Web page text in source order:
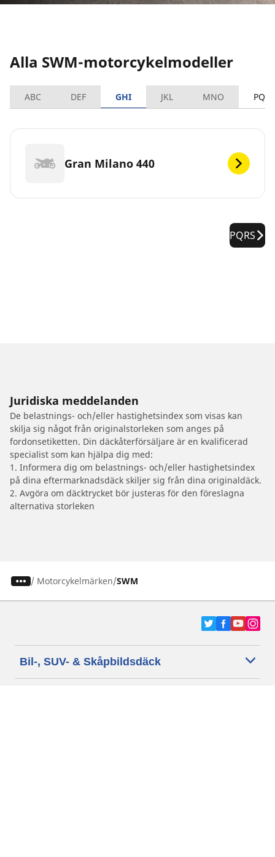
Alla SWM-motorcykelmodeller
ABC DEF GHI JKL MNO PQRS
Gran Milano 440
PQRS
Juridiska meddelanden
De belastnings- och/eller hastighetsindex som visas kan
skilja sig något från originalstorleken som anges på
fordonsetiketten. Din däckåterförsäljare är en kvalificerad
specialist som kan hjälpa dig med:
1. Informera dig om belastnings- och/eller hastighetsindex
på dina eftermarknadsdäck skiljer sig från dina originaldäck.
2. Avgöra om däcktrycket bör justeras för den föreslagna
alternativa storleken
/ Motorcykelmärken SWM
Bil-, SUV- & Skåpbildsdäck